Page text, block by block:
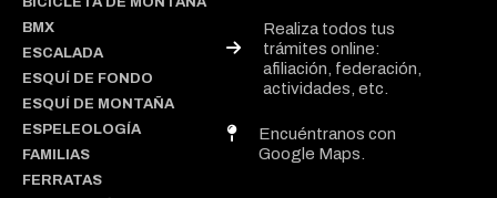
BMX
ESCALADA
ESQUÍ DE FONDO
ESQUÍ DE MONTAÑA
ESPELEOLOGÍA
FAMILIAS
FERRATAS
Realiza todos tus
trámites online:
afiliación, federación,
actividades, etc.
Encuéntranos con
Google Maps.